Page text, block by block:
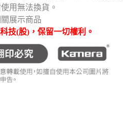
用無法換貨。
展示商品
技(股)，保留一切權利。